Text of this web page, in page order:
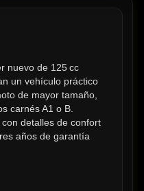
nuevo de 125 cc
un vehículo práctico
de mayor tamaño,
carnés A1 o B.
detalles de confort
años de garantía